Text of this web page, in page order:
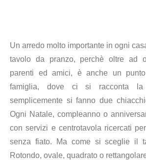
Un arredo molto importante in ogni
tavolo da pranzo, perchè oltre ad
parenti ed amici, è anche un
famiglia, dove ci si racconta
semplicemente si fanno due
Ogni Natale, compleanno o
con servizi e centrotavola ricercati
senza fiato. Ma come si sceglie il
Rotondo, ovale, quadrato o